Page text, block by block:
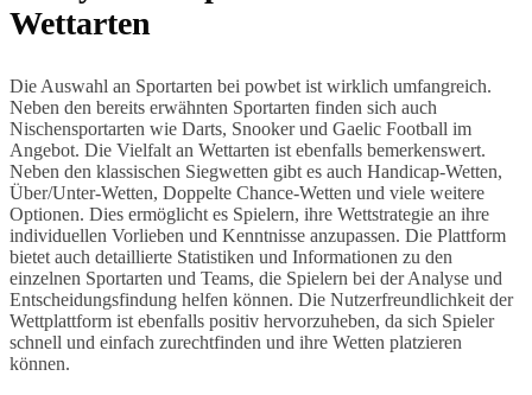
Wettarten
Die Auswahl an Sportarten bei powbet ist wirklich umfangreich.
Neben den bereits erwähnten Sportarten finden sich auch
Nischensportarten wie Darts, Snooker und Gaelic Football im
Angebot. Die Vielfalt an Wettarten ist ebenfalls bemerkenswert.
Neben den klassischen Siegwetten gibt es auch Handicap-Wetten,
Über/Unter-Wetten, Doppelte Chance-Wetten und viele weitere
Optionen. Dies ermöglicht es Spielern, ihre Wettstrategie an ihre
individuellen Vorlieben und Kenntnisse anzupassen. Die Plattform
bietet auch detaillierte Statistiken und Informationen zu den
einzelnen Sportarten und Teams, die Spielern bei der Analyse und
Entscheidungsfindung helfen können. Die Nutzerfreundlichkeit der
Wettplattform ist ebenfalls positiv hervorzuheben, da sich Spieler
schnell und einfach zurechtfinden und ihre Wetten platzieren
können.